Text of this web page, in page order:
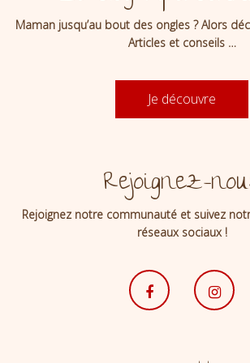
Maman jusqu’au bout des ongles ? Alors
Articles et conseils …
Je découvre
Rejoignez-
Rejoignez notre communauté et suivez
réseaux sociaux !